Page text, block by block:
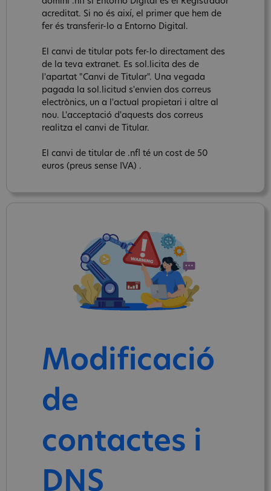
acreditat. Si no és així, el primer que hem de
fer és transferir-lo a Entorno Digital.
El canvi de titular pots fer-lo directament des
de la teva extranet. Es sol.licita des de
l'apartat "Canvi de Titular". Una vegada
pagada la sol.licitud s'envien dos correus
electrònics, un a l'actual propietari i altre al
nou. L'acceptació d'aquests dos correus
realitza el canvi de Titular.
El canvi de titular de .nfl té un cost de 50
euros (preus sense IVA) .
Modificació
de
contactes i
DNS